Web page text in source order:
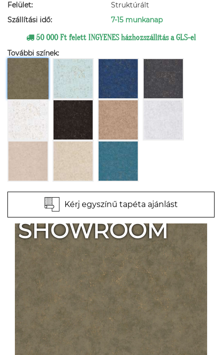
Felület:
Struktúrált
Szállítási idő:
7-15 munkanap
50 000 Ft felett INGYENES házhozszállítás a GLS-el
További színek:
Kérj egyszínű tapéta ajánlást
SHOWROOM